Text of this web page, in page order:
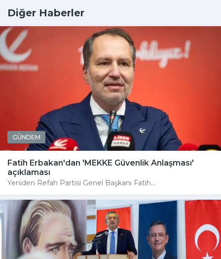
Diğer Haberler
GÜNDEM
Fatih Erbakan'dan 'MEKKE Güvenlik Anlaşması'
açıklaması
Yeniden Refah Partisi Genel Başkanı Fatih...